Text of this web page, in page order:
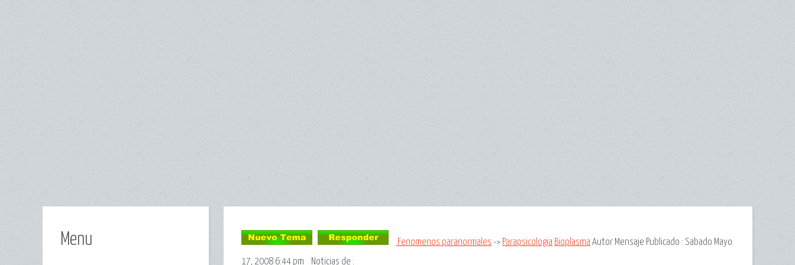
Menu Fenomenos paranormales -> Parapsicologia Bioplasma Autor Mensaje Publicado : Sabado Mayo
17, 2008 6:44 pm
Noticias de :